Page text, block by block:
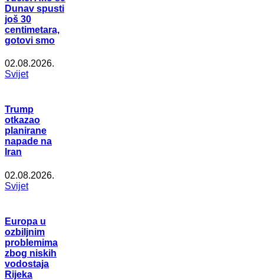
Dunav spusti
još 30
centimetara,
gotovi smo
02.08.2026.
Svijet
Trump
otkazao
planirane
napade na
Iran
02.08.2026.
Svijet
Europa u
ozbiljnim
problemima
zbog niskih
vodostaja
Rijeka